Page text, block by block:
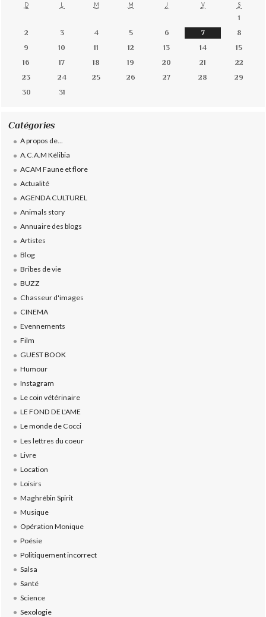
D L M M J V S
1
2
3 4 5 6 7
8
9
10 11 12 13 14
15
16
17 18 19 20 21
22
23
24 25 26 27 28
29
30
31
Catégories
A propos de...
A.C.A.M Kélibia
ACAM Faune et flore
Actualité
AGENDA CULTUREL
Animals story
Annuaire des blogs
Artistes
Blog
Bribes de vie
BUZZ
Chasseur d'images
CINEMA
Evennements
Film
GUEST BOOK
Humour
Instagram
Le coin vétérinaire
LE FOND DE L'AME
Le monde de Cocci
Les lettres du coeur
Livre
Location
Loisirs
Maghrébin Spirit
Musique
Opération Monique
Poésie
Politiquement incorrect
Salsa
Santé
Science
Sexologie